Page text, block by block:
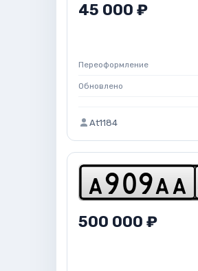
45 000 ₽
Переоформление
Обновлено
At1184
a 9 0 9 a a
500 000 ₽